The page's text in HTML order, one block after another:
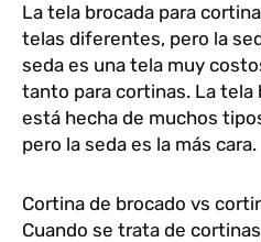
La tela brocada para
telas diferentes, pero la
seda es una tela muy
tanto para cortinas. La tela
está hecha de muchos
pero la seda es la más cara.
Cortina de brocado vs
Cuando se trata de